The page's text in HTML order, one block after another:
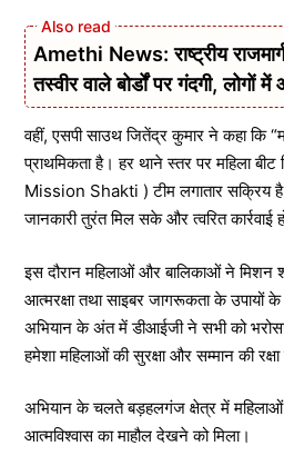
Amethi News: राष्ट्रीय
तस्वीर वाले बोर्डों पर गंदगी, लोगों
वहीं, एसपी साउथ जितेंद्र कुमार ने कहा कि
प्राथमिकता है। हर थाने स्तर पर महिला
Mission Shakti ) टीम लगातार सक्रिय है,
जानकारी तुरंत मिल सके और त्वरित कार्रवाई
इस दौरान महिलाओं और बालिकाओं ने मिशन
आत्मरक्षा तथा साइबर जागरूकता के उपायों के
अभियान के अंत में डीआईजी ने सभी को
हमेशा महिलाओं की सुरक्षा और सम्मान की
अभियान के चलते बड़हलगंज क्षेत्र में
आत्मविश्वास का माहौल देखने को मिला।